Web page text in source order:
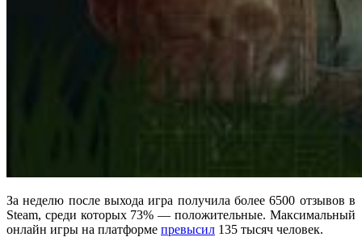
За неделю после выхода игра получила более 6500 отзывов в
Steam, среди которых 73% — положительные. Максимальный
онлайн игры на платформе превысил 135 тысяч человек.